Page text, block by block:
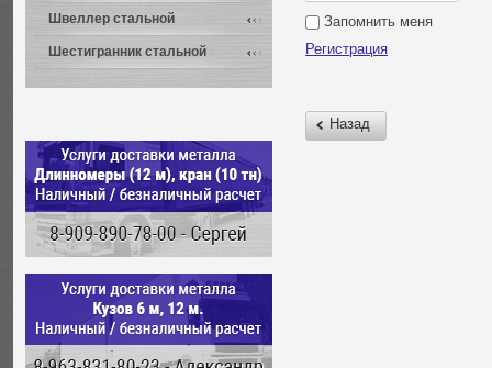
Запомнить меня
Регистрация
Назад
Швеллер стальной
Шестигранник стальной